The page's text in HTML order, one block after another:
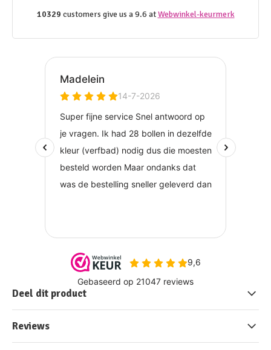
10329 customers give us a 9.6 atWebwinkel-keurmerk
Deel dit product
Reviews